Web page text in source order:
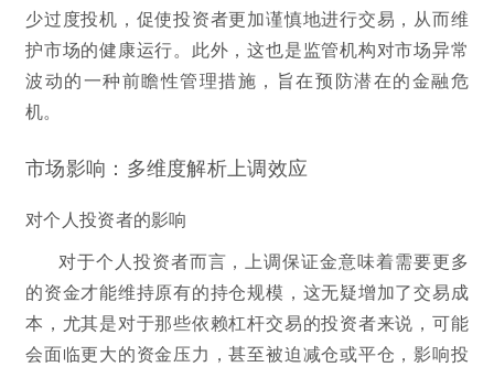
少过度投机，促使投资者更加谨慎地进行交易，从而维
护市场的健康运行。此外，这也是监管机构对市场异常
波动的一种前瞻性管理措施，旨在预防潜在的金融危
机。
市场影响：多维度解析上调效应
对个人投资者的影响
对于个人投资者而言，上调保证金意味着需要更多
的资金才能维持原有的持仓规模，这无疑增加了交易成
本，尤其是对于那些依赖杠杆交易的投资者来说，可能
会面临更大的资金压力，甚至被迫减仓或平仓，影响投